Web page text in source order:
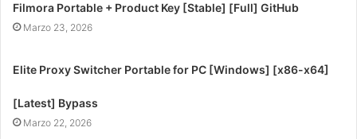
Filmora Portable + Product Key [Stable] [Full] GitHub
Marzo 23, 2026
Elite Proxy Switcher Portable for PC [Windows] [x86-x64]
[Latest] Bypass
Marzo 22, 2026